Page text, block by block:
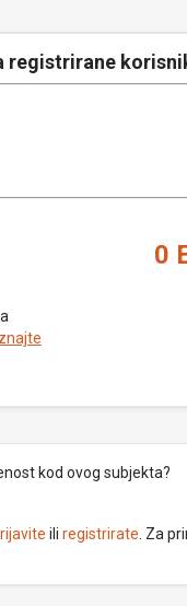
registrirane
0
kod ovog subjekta?
ili registrirate . Za